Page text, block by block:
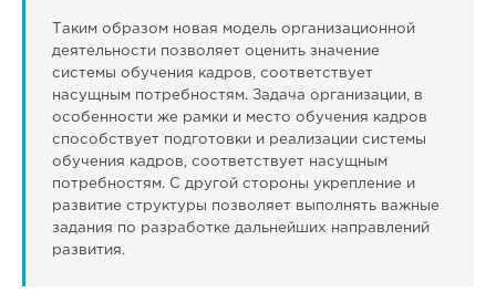
Таким образом новая модель организационной
деятельности позволяет оценить значение
системы обучения кадров, соответствует
насущным потребностям. Задача организации, в
особенности же рамки и место обучения кадров
способствует подготовки и реализации системы
обучения кадров, соответствует насущным
потребностям. С другой стороны укрепление и
развитие структуры позволяет выполнять важные
задания по разработке дальнейших направлений
развития.